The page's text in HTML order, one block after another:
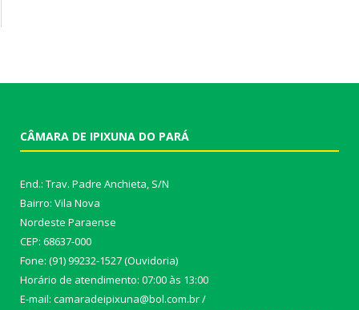
CÂMARA DE IPIXUNA DO PARÁ
End.: Trav. Padre Anchieta, S/N
Bairro: Vila Nova
Nordeste Paraense
CEP: 68637-000
Fone: (91) 99232-1527 (Ouvidoria)
Horário de atendimento: 07:00 às 13:00
E-mail: camaradeipixuna@bol.com.br /